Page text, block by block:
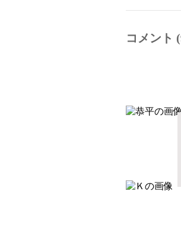
コメント